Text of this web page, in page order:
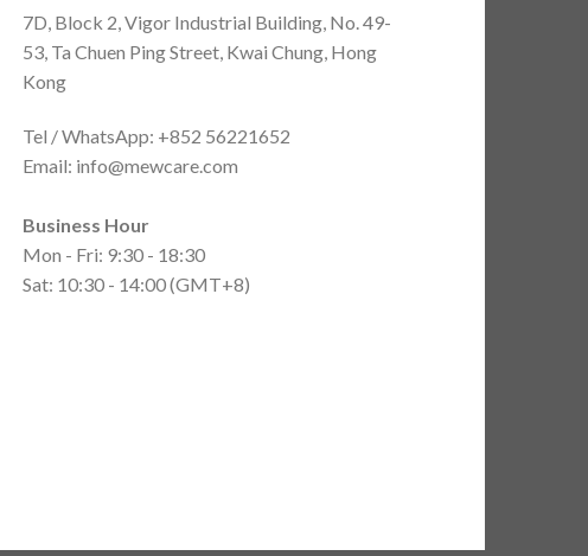
7D, Block 2, Vigor Industrial Building, No. 49-
53, Ta Chuen Ping Street, Kwai Chung, Hong
Kong
Tel / WhatsApp: +852 56221652
Email: info@mewcare.com
Business Hour
Mon - Fri: 9:30 - 18:30
Sat: 10:30 - 14:00 (GMT+8)